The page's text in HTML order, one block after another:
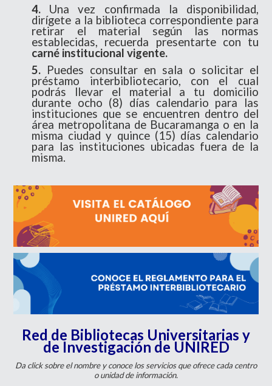
4. Una vez confirmada la disponibilidad,
dirígete a la biblioteca correspondiente para
retirar el material según las normas
establecidas, recuerda presentarte con tu
carné institucional vigente.
5. Puedes consultar en sala o solicitar el
préstamo interbibliotecario, con el cual
podrás llevar el material a tu domicilio
durante ocho (8) días calendario para las
instituciones que se encuentren dentro del
área metropolitana de Bucaramanga o en la
misma ciudad y quince (15) días calendario
para las instituciones ubicadas fuera de la
misma.
Red de Bibliotecas Universitarias y
de Investigación de UNIRED
Da click sobre el nombre y conoce los servicios que ofrece cada centro
o unidad de información.